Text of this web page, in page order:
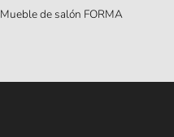
Mueble de salón FORMA